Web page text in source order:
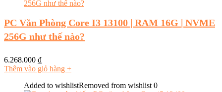
PC Văn Phòng Core I3 13100 | RAM 16G | NVME
256G như thế nào?
6.268.000 ₫
Thêm vào giỏ hàng +
Added to wishlistRemoved from wishlist 0